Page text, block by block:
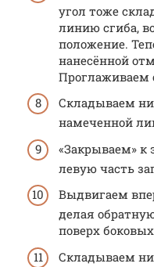
угол тоже
линию сгиба,
положение.
нанесённой
Проглаживаем
Складываем
намеченной
«Закрываем» к
левую часть
Выдвигаем
делая
поверх
Складываем